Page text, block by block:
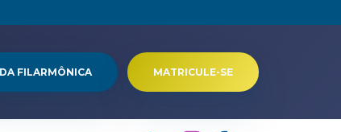
FILARMÔNICA MATRICULE-SE